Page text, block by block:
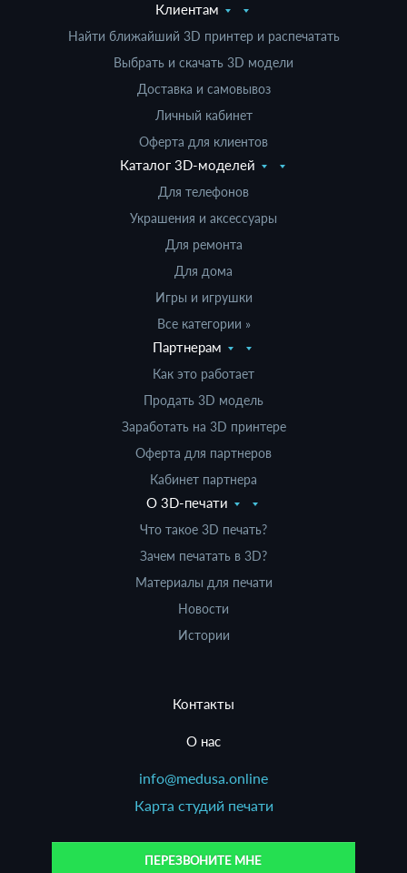
Клиентам
Найти ближайший 3D принтер и распечатать
Выбрать и скачать 3D модели
Доставка и самовывоз
Личный кабинет
Оферта для клиентов
Каталог 3D-моделей
Для телефонов
Украшения и аксессуары
Для ремонта
Для дома
Игры и игрушки
Все категории »
Партнерам
Как это работает
Продать 3D модель
Заработать на 3D принтере
Оферта для партнеров
Кабинет партнера
О 3D-печати
Что такое 3D печать?
Зачем печатать в 3D?
Материалы для печати
Новости
Истории
Контакты
О нас
info@medusa.online
Карта студий печати
ПЕРЕЗВОНИТЕ МНЕ